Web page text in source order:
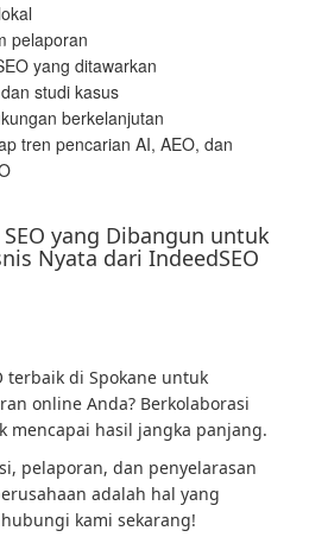
pelaporan
yang ditawarkan
studi kasus
berkelanjutan
tren pencarian AI, AEO, dan
yang Dibangun untuk
Nyata dari IndeedSEO
terbaik di Spokane untuk
online Anda? Berkolaborasi
mencapai hasil jangka panjang.
pelaporan, dan penyelarasan
adalah hal yang
kami sekarang!